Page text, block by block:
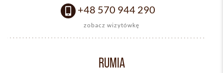
+48 570 944 290
zobacz wizytówkę
RUMIA